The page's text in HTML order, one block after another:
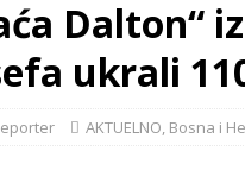
Dalton“
ukrali
AKTUELNO, Bosna i